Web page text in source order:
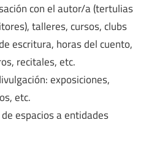
con el autor/a (tertulias
talleres, cursos, clubs
escritura, horas del cuento,
recitales, etc.
exposiciones,
etc.
espacios a entidades